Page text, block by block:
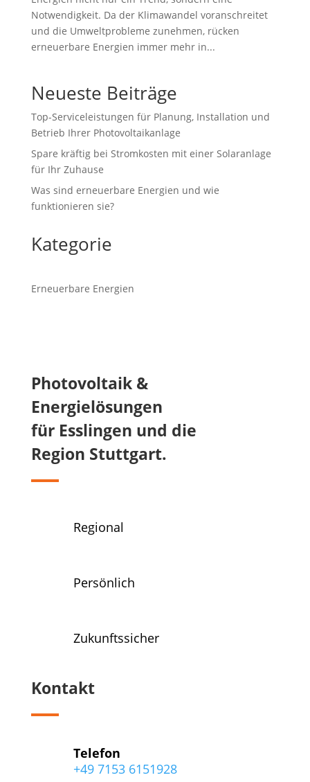
Notwendigkeit. Da der Klimawandel voranschreitet
und die Umweltprobleme zunehmen, rücken
erneuerbare Energien immer mehr in...
Neueste Beiträge
Top-Serviceleistungen für Planung, Installation und
Betrieb Ihrer Photovoltaikanlage
Spare kräftig bei Stromkosten mit einer Solaranlage
für Ihr Zuhause
Was sind erneuerbare Energien und wie
funktionieren sie?
Kategorie
Erneuerbare Energien
Photovoltaik &
Energielösungen
für Esslingen und die
Region Stuttgart.
Regional
Persönlich
Zukunftssicher
Kontakt
Telefon
+49 7153 6151928